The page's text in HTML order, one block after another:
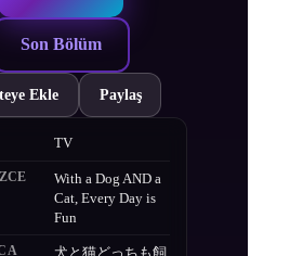
Son Bölüm
Ekle Paylaş
TV
With a Dog AND a
Cat, Every Day is
Fun